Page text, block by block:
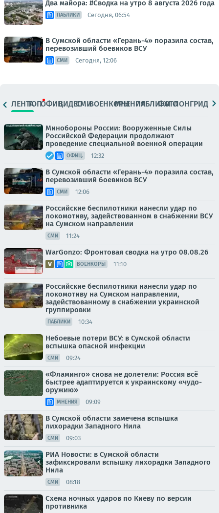
Два майора: #Сводка на утро 8 августа 2026 года
ПАБЛИКИ Сегодня, 06:54
В Сумской области «Герань-4» поразила состав,
перевозивший боевиков ВСУ
СМИ Сегодня, 12:06
ЛЕНТАТОПОФИЦ.ВИДЕОСМИВОЕНКОРЫМНЕНИЯПАБЛИКИ
ФОТОЛОНГРИДЫ
Минобороны России: Вооруженные Силы
Российской Федерации продолжают
проведение специальной военной операции
ОФИЦ. 12:32
В Сумской области «Герань-4» поразила состав,
перевозивший боевиков ВСУ
СМИ 12:06
Российские беспилотники нанесли удар по
локомотиву, задействованном в снабжении ВСУ
на Сумском направлении
СМИ 11:24
WarGonzo: Фронтовая сводка на утро 08.08.26
ВОЕНКОРЫ 11:10
Российские беспилотники нанесли удар по
локомотиву на Сумском направлении,
задействованному в снабжении украинской
группировки
ПАБЛИКИ 10:34
Небоевые потери ВСУ: в Сумской области
вспышка опасной инфекции
СМИ 09:24
«Фламинго» снова не долетели: Россия всё
быстрее адаптируется к украинскому «чудо-
оружию»
МНЕНИЯ 09:09
В Сумской области замечена вспышка
лихорадки Западного Нила
СМИ 09:03
РИА Новости: в Сумской области
зафиксировали вспышку лихорадки Западного
Нила
СМИ 08:18
Схема ночных ударов по Киеву по версии
противника